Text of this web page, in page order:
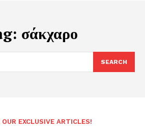
σάκχαρο
SEARCH
OUR EXCLUSIVE ARTICLES!